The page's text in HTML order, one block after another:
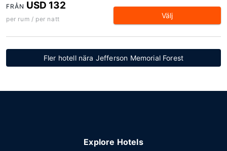
FRÅN USD 132
per rum / per natt Välj
Fler hotell nära Jefferson Memorial Forest
Explore Hotels